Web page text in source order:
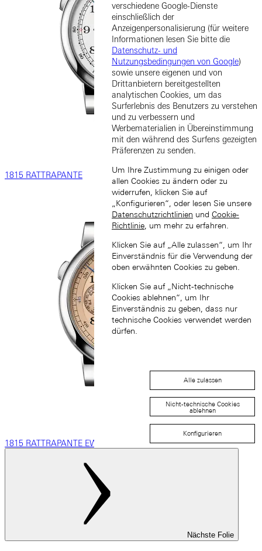
1815 RATTRAPANTE
1815 RATTRAPANTE EWIGER KALENDER
Nächste Folie
verschiedene Google-Dienste
einschließlich der
Anzeigenpersonalisierung (für weitere
Informationen lesen Sie bitte die
Datenschutz- und
Nutzungsbedingungen von Google)
sowie unsere eigenen und von
Drittanbietern bereitgestellten
analytischen Cookies, um das
Surferlebnis des Benutzers zu verstehen
und zu verbessern und
Werbematerialien in Übereinstimmung
mit den während des Surfens gezeigten
Präferenzen zu senden.
Um Ihre Zustimmung zu einigen oder
allen Cookies zu ändern oder zu
widerrufen, klicken Sie auf
„Konfigurieren“, oder lesen Sie unsere
Datenschutzrichtlinien und Cookie-
Richtlinie , um mehr zu erfahren.
Klicken Sie auf „Alle zulassen“, um Ihr
Einverständnis für die Verwendung der
oben erwähnten Cookies zu geben.
Klicken Sie auf „Nicht-technische
Cookies ablehnen“, um Ihr
Einverständnis zu geben, dass nur
technische Cookies verwendet werden
dürfen.
Alle zulassen
Nicht-technische Cookies
ablehnen
Konfigurieren